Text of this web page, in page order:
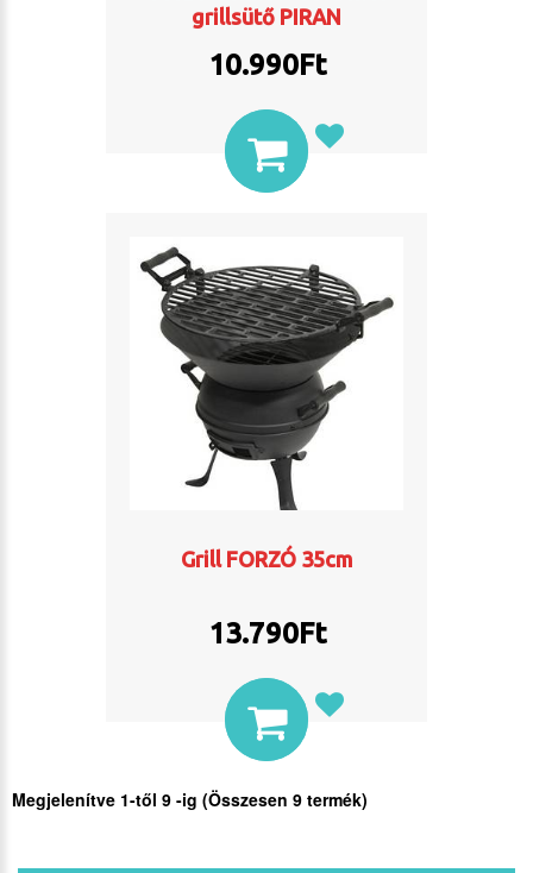
grillsütő PIRAN
10.990Ft
Grill FORZÓ 35cm
13.790Ft
Megjelenítve 1-től 9 -ig (Összesen 9 termék)